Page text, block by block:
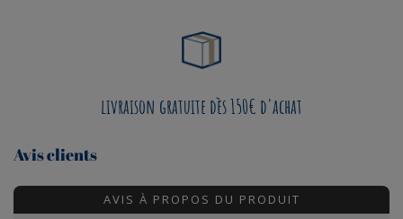
livraison gratuite dès 150€ d'achat
Avis clients
AVIS À PROPOS DU PRODUIT